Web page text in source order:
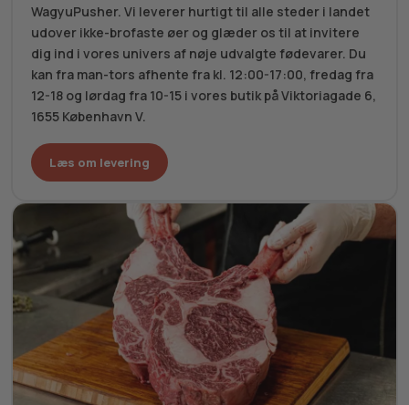
WagyuPusher. Vi leverer hurtigt til alle steder i landet
udover ikke-brofaste øer og glæder os til at invitere
dig ind i vores univers af nøje udvalgte fødevarer. Du
kan fra man-tors afhente fra kl. 12:00-17:00, fredag fra
12-18 og lørdag fra 10-15 i vores butik på Viktoriagade 6,
1655 København V.
Læs om levering